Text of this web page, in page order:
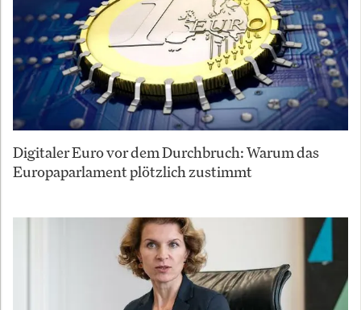
Digitaler Euro vor dem Durchbruch: Warum das
Europaparlament plötzlich zustimmt